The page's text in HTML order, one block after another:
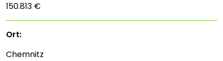
150.813 €
Ort:
Chemnitz